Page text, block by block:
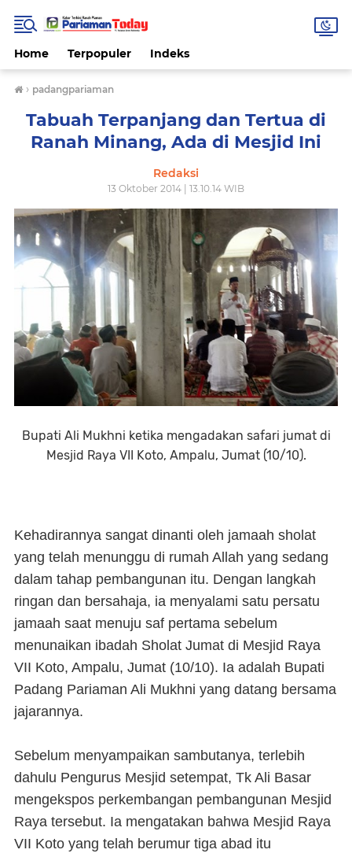
Home Terpopuler Indeks
› padangpariaman
Tabuah Terpanjang dan Tertua di
Ranah Minang, Ada di Mesjid Ini
Redaksi
13 Oktober 2014 | 13.10.14 WIB
Bupati Ali Mukhni ketika mengadakan safari jumat di
Mesjid Raya VII Koto, Ampalu, Jumat (10/10).
Kehadirannya sangat dinanti oleh jamaah sholat
yang telah menunggu di rumah Allah yang sedang
dalam tahap pembangunan itu. Dengan langkah
ringan dan bersahaja, ia menyalami satu persatu
jamaah saat menuju saf pertama sebelum
menunaikan ibadah Sholat Jumat di Mesjid Raya
VII Koto, Ampalu, Jumat (10/10). Ia adalah Bupati
Padang Pariaman Ali Mukhni yang datang bersama
jajarannya.
Sebelum menyampaikan sambutanya, terlebih
dahulu Pengurus Mesjid setempat, Tk Ali Basar
mengekspos perkembangan pembangunan Mesjid
Raya tersebut. Ia mengatakan bahwa Mesjid Raya
VII Koto yang telah berumur tiga abad itu